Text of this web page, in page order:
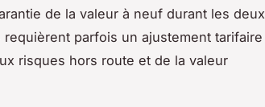
de la valeur à neuf durant les deux
parfois un ajustement tarifaire
risques hors route et de la valeur